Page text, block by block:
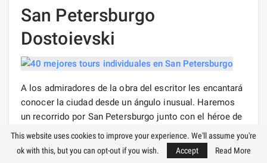
San Petersburgo
Dostoievski
A los admiradores de la obra del escritor les encantará
conocer la ciudad desde un ángulo inusual. Haremos
un recorrido por San Petersburgo junto con el héroe de
la famosa novela de Fyodor Dostoevsky: Rodion
Raskolnikov. Seguiremos sus pasos y nos
sumergiremos en la atmósfera en la que vivía el
This website uses cookies to improve your experience. We'll assume you're
ok with this, but you can opt-out if you wish.
Accept Read More